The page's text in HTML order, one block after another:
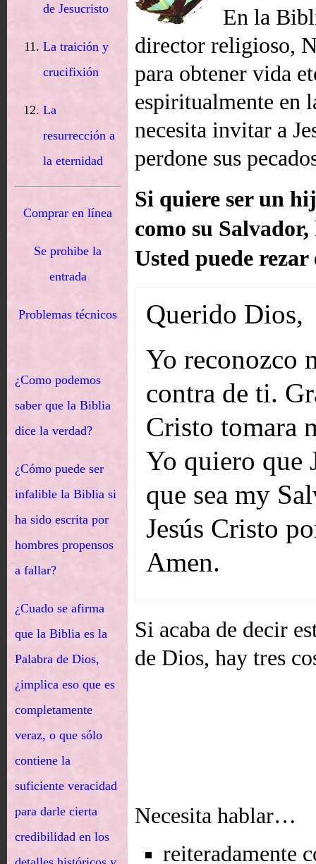
de Jesucristo
La traición y
crucifixión
La
resurrección a
la eternidad
Comprar en línea
Se prohibe la
entrada
Problemas técnicos
¿Como podemos
saber que la Biblia
dice la verdad?
¿Cómo puede ser
infalible la Biblia si
ha sido escrita por
hombres propensos
a fallar?
¿Cuado se afirma
que la Biblia es la
Palabra de Dios,
¿implica eso que es
completamente
veraz, o que sólo
contiene la
suficiente veracidad
para darle cierta
credibilidad en los
En la
director religioso,
para obtener vida
espiritualmente en
necesita invitar a
perdone sus
Si quiere ser un
como su
Usted puede
Querido Dios,
Yo reconozco
contra de ti.
Cristo tomara
Yo quiero que
que sea my
Jesús Cristo
Amen.
Si acaba de decir
de Dios, hay tres
Necesita hablar…
reiteradamente